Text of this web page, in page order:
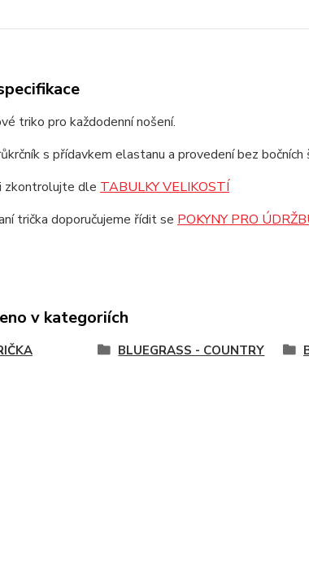
triko pro každodenní nošení.
s přídavkem elastanu a provedení bez
zkontrolujte dle TABULKY VELIKOSTÍ
trička doporučujeme řídit se POKYNY PRO
v kategoriích
BLUEGRASS - COUNTRY